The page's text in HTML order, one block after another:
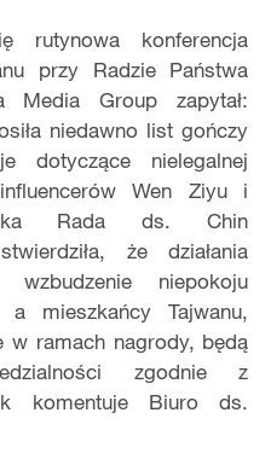
rutynowa konferencja
przy Radzie Państwa
Media Group zapytał:
niedawno list gończy
dotyczące nielegalnej
Wen Ziyu i
Rada ds. Chin
że działania
niepokoju
mieszkańcy Tajwanu,
w ramach nagrody, będą
zgodnie z
komentuje Biuro ds.